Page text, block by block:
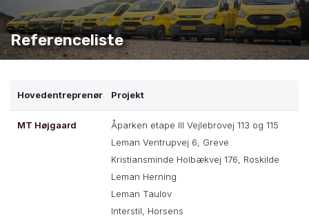
Referenceliste
Hovedentreprenør Projekt
MT Højgaard
Åparken etape III Vejlebrovej 113 og 115
Leman Ventrupvej 6, Greve
Kristiansminde Holbækvej 176, Roskilde
Leman Herning
Leman Taulov
Interstil, Horsens